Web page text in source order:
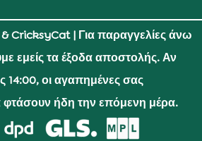
CricksyCat| Για παραγγελίες άνω
εμείς τα έξοδα αποστολής. Αν
14:00, οι αγαπημένες σας
φτάσουν ήδη την επόμενη μέρα.